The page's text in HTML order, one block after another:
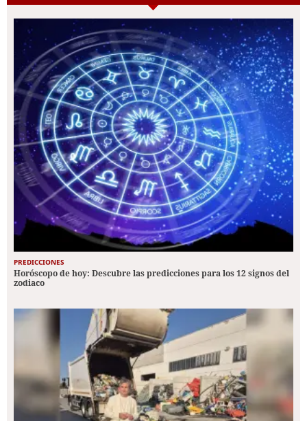
PREDICCIONES
Horóscopo de hoy: Descubre las predicciones para los 12 signos del
zodiaco